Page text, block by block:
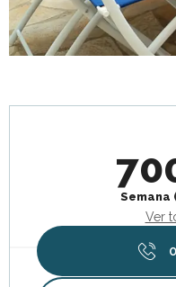
Semana
Ver